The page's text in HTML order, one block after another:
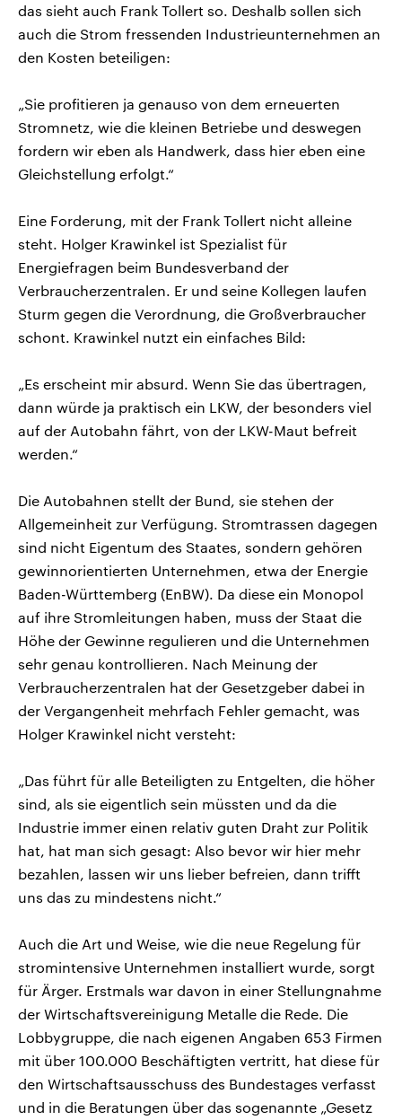
das sieht auch Frank Tollert so. Deshalb sollen sich
auch die Strom fressenden Industrieunternehmen an
den Kosten beteiligen:
„Sie profitieren ja genauso von dem erneuerten
Stromnetz, wie die kleinen Betriebe und deswegen
fordern wir eben als Handwerk, dass hier eben eine
Gleichstellung erfolgt.“
Eine Forderung, mit der Frank Tollert nicht alleine
steht. Holger Krawinkel ist Spezialist für
Energiefragen beim Bundesverband der
Verbraucherzentralen. Er und seine Kollegen laufen
Sturm gegen die Verordnung, die Großverbraucher
schont. Krawinkel nutzt ein einfaches Bild:
„Es erscheint mir absurd. Wenn Sie das übertragen,
dann würde ja praktisch ein LKW, der besonders viel
auf der Autobahn fährt, von der LKW-Maut befreit
werden.“
Die Autobahnen stellt der Bund, sie stehen der
Allgemeinheit zur Verfügung. Stromtrassen dagegen
sind nicht Eigentum des Staates, sondern gehören
gewinnorientierten Unternehmen, etwa der Energie
Baden-Württemberg (EnBW). Da diese ein Monopol
auf ihre Stromleitungen haben, muss der Staat die
Höhe der Gewinne regulieren und die Unternehmen
sehr genau kontrollieren. Nach Meinung der
Verbraucherzentralen hat der Gesetzgeber dabei in
der Vergangenheit mehrfach Fehler gemacht, was
Holger Krawinkel nicht versteht:
„Das führt für alle Beteiligten zu Entgelten, die höher
sind, als sie eigentlich sein müssten und da die
Industrie immer einen relativ guten Draht zur Politik
hat, hat man sich gesagt: Also bevor wir hier mehr
bezahlen, lassen wir uns lieber befreien, dann trifft
uns das zu mindestens nicht.“
Auch die Art und Weise, wie die neue Regelung für
stromintensive Unternehmen installiert wurde, sorgt
für Ärger. Erstmals war davon in einer Stellungnahme
der Wirtschaftsvereinigung Metalle die Rede. Die
Lobbygruppe, die nach eigenen Angaben 653 Firmen
mit über 100.000 Beschäftigten vertritt, hat diese für
den Wirtschaftsausschuss des Bundestages verfasst
und in die Beratungen über das sogenannte „Gesetz